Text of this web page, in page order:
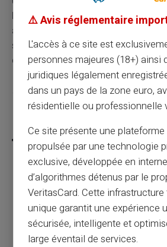
ligne, limitée au montant chargé et
authentification sécurisée, peut
site de rencontres si celui-ci
correspondant.
Partager cet article
Peut-on ouvrir un compte
de revenus en 2026 ?
Article précédent
⚠️ Avis réglementaire
L'accès à ce site est
personnes majeures (18+) ainsi
juridiques légalement
dans un pays de la zone euro,
résidentielle ou professionnelle
Ce site présente une
propulsée par une technologie
exclusive, développée en
d’algorithmes détenus par le
VeritasCard. Cette
unique garantit une expérience
sécurisée, intelligente et
large éventail de services.